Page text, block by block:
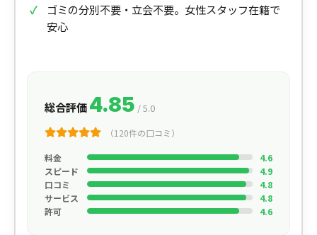
ゴミの分別不要・立会不要。女性スタッフ在籍で
安心
総合評価4.85 / 5.0
（120件の口コミ）
料金
4.6
スピード
4.9
口コミ
4.8
サービス
4.8
許可
4.6